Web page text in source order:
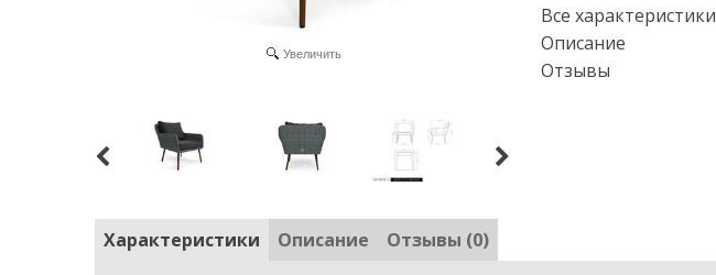
Увеличить
Все характеристики
Описание
Отзывы
Характеристики Описание Отзывы (0)